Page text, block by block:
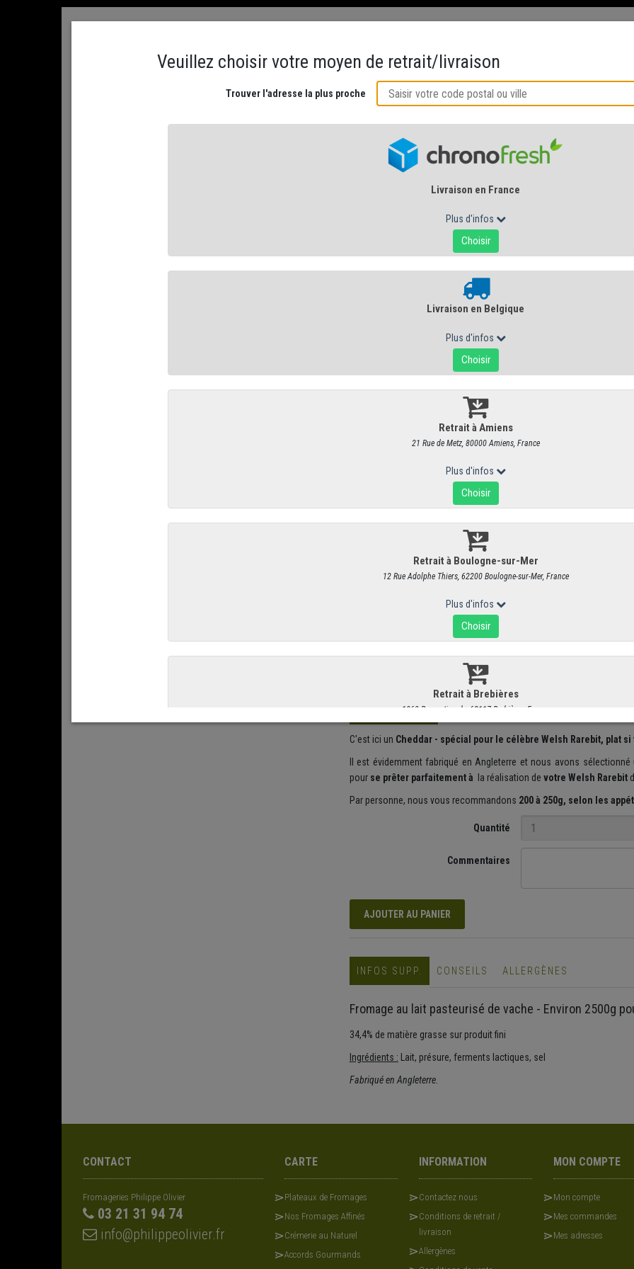
PLATEAUX DE FROMAGES NOS FROMAGES AFFINÉS CRÉMERIE AU NATUREL ACCORDS GOURMANDS CUISINE DE
Cheddar - Spécial Welsh
Produit vendu à l'unité. Poids moyen : 250 g
Le Cheshire, au Royaume-Uni, est le berceau du Cheddar.
dernières années et nous vous avons déniché de quoi ravir les
Toutefois, sachez qu'une appellation
être fait de façon traditionnelle avec des ingrédients locaux de
fromage que vous pouvez retrouverdans nos boutiques sous le
Le "Cheddaring", mais qu'est ce que c'est ?Le Cheddar est un
fabrication, le cheddaring, ou cheddarisation en français, est
une
ambiante pour commencer à développer les arômes de fromages.
que vous aimez tant !
C'est ici un Cheddar - spécial pour le célèbre Welsh Rarebit, plat
Il est évidemment fabriqué en Angleterre et nous avons
pour se prêter parfaitement à la réalisation de votre Welsh Rarebit
Par personne, nous vous recommandons 200 à 250g, selon les
Quantité
Commentaires
AJOUTER AU PANIER
INFOS SUPP. CONSEILS ALLERGÈNES
Fromage au lait pasteurisé de vache - Environ 2500g
34,4% de matière grasse sur produit fini
Ingrédients : Lait, présure, ferments lactiques, sel
Fabriqué en Angleterre.
CONTACT
Fromageries Philippe Olivier
03 21 31 94 74
info@philippeolivier.fr
CARTE
Plateaux de Fromages
Nos Fromages Affinés
Crémerie au Naturel
Accords Gourmands
INFORMATION
Contactez nous
Conditions de retrait /
livraison
Allergènes
MON COMPTE
Mon compte
Mes commandes
Mes adresses